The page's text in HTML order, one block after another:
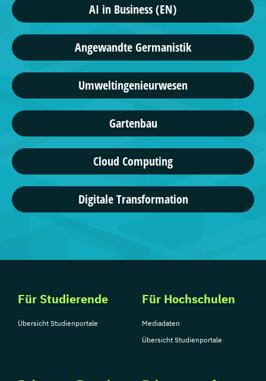
AI in Business (EN)
Angewandte Germanistik
Umweltingenieurwesen
Gartenbau
Cloud Computing
Digitale Transformation
Für Studierende
Übersicht Studienportale
Für Hochschulen
Mediadaten
Übersicht Studienportale